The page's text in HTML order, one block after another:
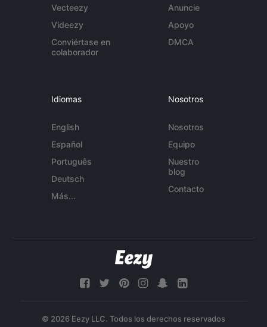
Vecteezy
Videezy
Conviértase en
colaborador
Anuncie
Apoyo
DMCA
Idiomas
English
Español
Português
Deutsch
Más...
Nosotros
Nosotros
Equipo
Nuestro
blog
Contacto
© 2026 Eezy LLC. Todos los derechos reservados